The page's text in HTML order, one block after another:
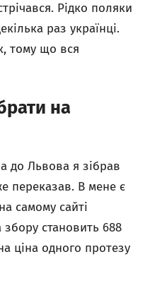
Рідко поляки
раз українці.
тому що вся
на
до Львова я зібрав
переказав. В мене є
самому сайті
становить 688
ціна одного протезу